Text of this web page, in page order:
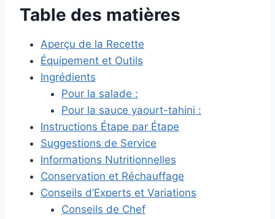
Table des matières
Aperçu de la Recette
Équipement et Outils
Ingrédients
Pour la salade :
Pour la sauce yaourt-tahini :
Instructions Étape par Étape
Suggestions de Service
Informations Nutritionnelles
Conservation et Réchauffage
Conseils d’Experts et Variations
Conseils de Chef